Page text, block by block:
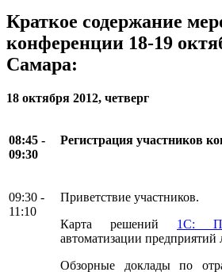
Краткое содержание
конференции 18-19
Самара:
18 октября 2012, четверг
08:45 -
09:30
Регистрация участников
09:30 -
11:10
Приветствие участников.
Карта решений 1С:
автоматизации предприятий
Обзорные доклады по